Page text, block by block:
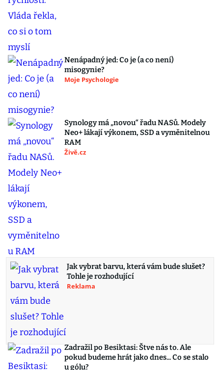
Nenápadný jed: Co je (a co není)
misogynie?
Moje Psychologie
Synology má „novou“ řadu NASů. Modely
Neo+ lákají výkonem, SSD a vyměnitelnou
RAM
Živě.cz
Jak vybrat barvu, která vám bude slušet?
Tohle je rozhodující
Reklama
Zadražil po Besiktasi: Štve nás to. Ale
pokud budeme hrát jako dnes... Co se stalo
u gólu?